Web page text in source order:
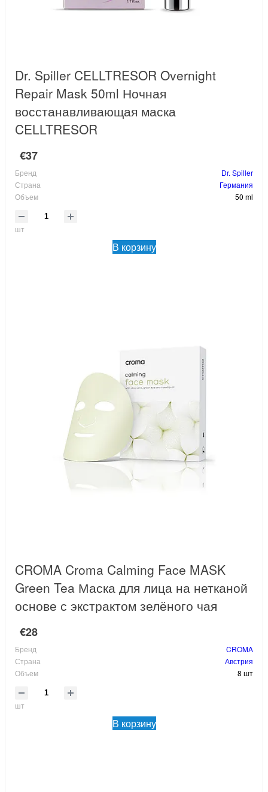
Dr. Spiller CELLTRESOR Overnight
Repair Mask 50ml Ночная
восстанавливающая маска
CELLTRESOR
€37
Бренд
Dr. Spiller
Страна
Германия
Объем
50 ml
шт
В корзину
CROMA Croma Calming Face MASK
Green Tea Маска для лица на нетканой
основе с экстрактом зелёного чая
€28
Бренд
CROMA
Страна
Австрия
Объем
8 шт
шт
В корзину